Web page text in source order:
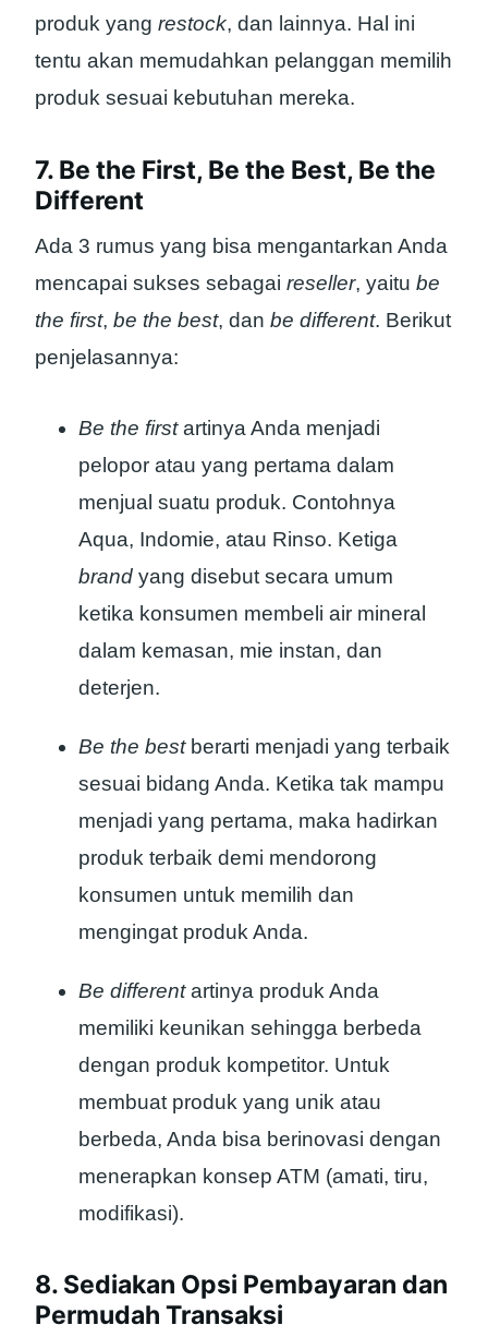
produk yang restock, dan lainnya. Hal ini
tentu akan memudahkan pelanggan memilih
produk sesuai kebutuhan mereka.
7. Be the First, Be the Best, Be the
Different
Ada 3 rumus yang bisa mengantarkan Anda
mencapai sukses sebagai reseller, yaitu be
the first, be the best, dan be different. Berikut
penjelasannya:
Be the firstartinya Anda menjadi
pelopor atau yang pertama dalam
menjual suatu produk. Contohnya
Aqua, Indomie, atau Rinso. Ketiga
brand yang disebut secara umum
ketika konsumen membeli air mineral
dalam kemasan, mie instan, dan
deterjen.
Be the bestberarti menjadi yang terbaik
sesuai bidang Anda. Ketika tak mampu
menjadi yang pertama, maka hadirkan
produk terbaik demi mendorong
konsumen untuk memilih dan
mengingat produk Anda.
Be differentartinya produk Anda
memiliki keunikan sehingga berbeda
dengan produk kompetitor. Untuk
membuat produk yang unik atau
berbeda, Anda bisa berinovasi dengan
menerapkan konsep ATM (amati, tiru,
modifikasi).
8. Sediakan Opsi Pembayaran dan
Permudah Transaksi